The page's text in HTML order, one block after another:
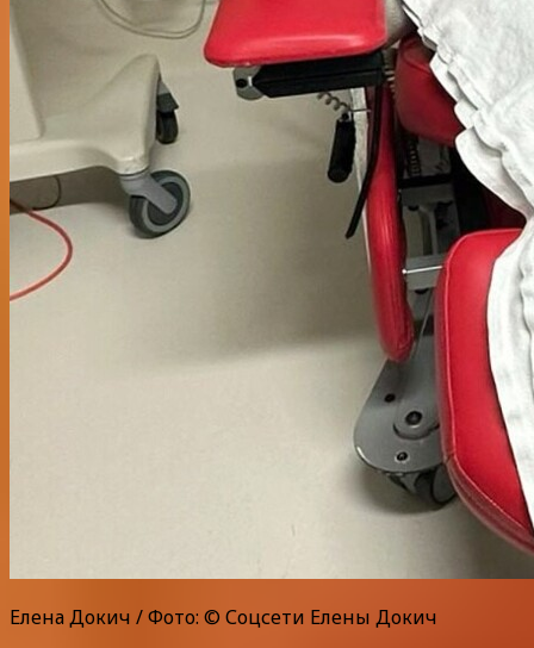
Елена Докич / Фото: © Соцсети Елены Докич